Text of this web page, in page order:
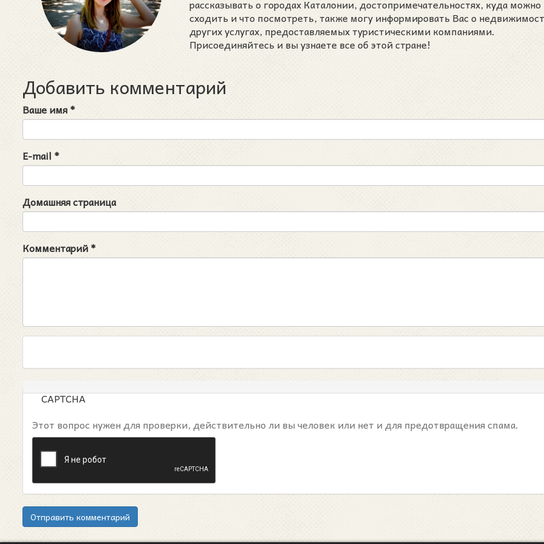
рассказывать о городах Каталонии, достопримечательностях, куда можно
сходить и что посмотреть, также могу информировать Вас о
других услугах, предоставляемых туристическими компаниями.
Присоединяйтесь и вы узнаете все об этой стране!
Добавить комментарий
Ваше имя*
E-mail *
Домашняя страница
Комментарий*
CAPTCHA
Этот вопрос нужен для проверки, действительно ли вы человек или нет и для предотвращения спама.
Отправить комментарий